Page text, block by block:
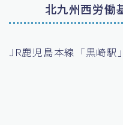
北九州西労働
JR鹿児島本線「黒崎駅